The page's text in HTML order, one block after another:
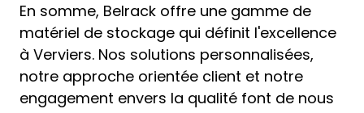
En somme, Belrack offre une gamme de
matériel de stockage qui définit l'excellence
à Verviers. Nos solutions personnalisées,
notre approche orientée client et notre
engagement envers la qualité font de nous